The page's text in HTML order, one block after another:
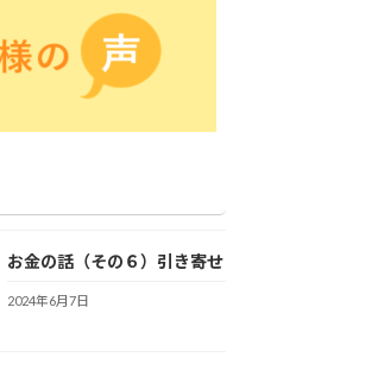
お金の話（その６）引き寄せ
2024年6月7日